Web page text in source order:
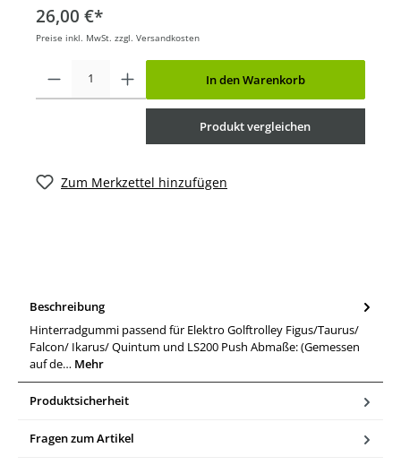
26,00 €*
Preise inkl. MwSt. zzgl. Versandkosten
In den Warenkorb
Produkt vergleichen
Zum Merkzettel hinzufügen
Beschreibung
Hinterradgummi passend für Elektro Golftrolley Figus/Taurus/
Falcon/ Ikarus/ Quintum und LS200 Push Abmaße: (Gemessen
auf de… Mehr
Produktsicherheit
Fragen zum Artikel